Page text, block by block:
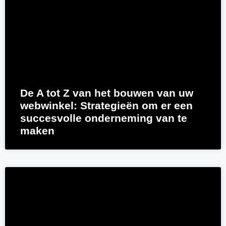
De A tot Z van het bouwen van uw
webwinkel: Strategieën om er een
succesvolle onderneming van te
maken